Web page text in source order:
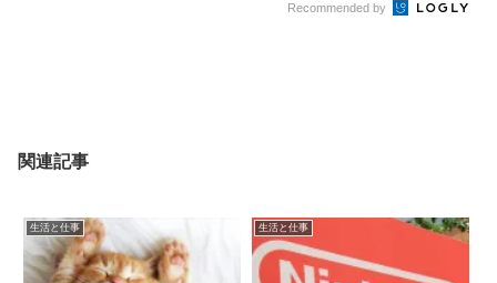
Recommended by
関連記事
生活と仕事 生活と仕事